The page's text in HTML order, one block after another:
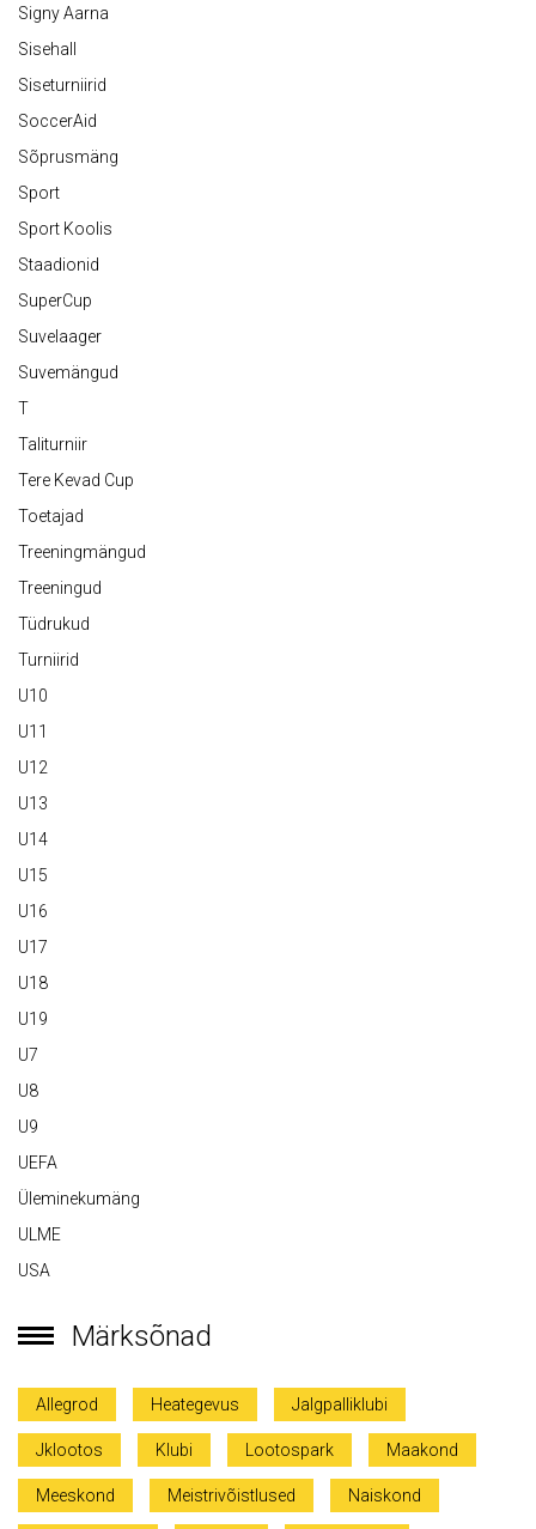
Signy Aarna
Sisehall
Siseturniirid
SoccerAid
Sõprusmäng
Sport
Sport Koolis
Staadionid
SuperCup
Suvelaager
Suvemängud
T
Taliturniir
Tere Kevad Cup
Toetajad
Treeningmängud
Treeningud
Tüdrukud
Turniirid
U10
U11
U12
U13
U14
U15
U16
U17
U18
U19
U7
U8
U9
UEFA
Üleminekumäng
ULME
USA
Märksõnad
Allegrod Heategevus Jalgpalliklubi
Jklootos Klubi Lootospark Maakond
Meeskond Meistrivõistlused Naiskond